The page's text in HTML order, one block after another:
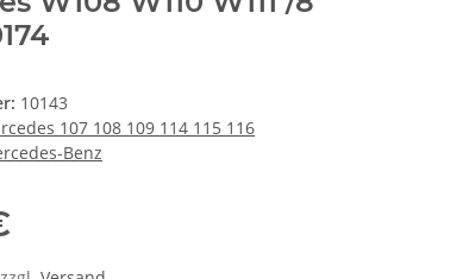
10143
107 108 109 114 115 116
Benz